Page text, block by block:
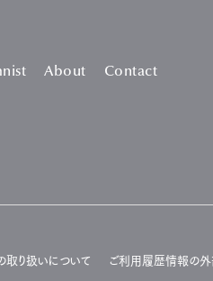
About Contact
り扱いについて ご利用履歴情報の